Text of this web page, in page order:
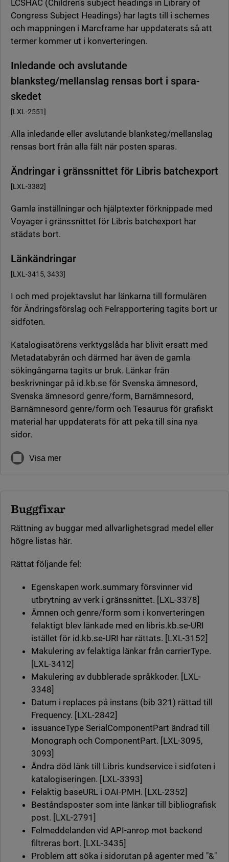
LCSHAC (Children's subject headings in Library of
Congress Subject Headings) har lagts till i schemes
och mappningen i Marcframe har uppdaterats så att
termer kommer ut i konverteringen.
Inledande och avslutande
blanksteg/mellanslag rensas bort i spara-
skedet
[LXL-2551]
Alla inledande eller avslutande blanksteg/mellanslag
rensas bort från alla fält när posten sparas.
Ändringar i gränssnittet för Libris batchexport
[LXL-3382]
Gamla inställningar och hjälptexter förknippade med
Voyager i gränssnittet för Libris batchexport har
städats bort.
Länkändringar
[LXL-3415, 3433]
I och med projektavslut har länkarna till formulären
för Ändringsförslag och Felrapportering tagits bort ur
sidfoten.
Katalogisatörens verktygslåda har blivit ersatt med
Metadatabyrån och därmed har även de gamla
sökingångarna tagits ur bruk. Länkar från
beskrivningar på id.kb.se för Svenska ämnesord,
Svenska ämnesord genre/form, Barnämnesord,
Barnämnesord genre/form och Tesaurus för grafiskt
material har uppdaterats för att peka till sina nya
sidor.
Visa mer
Buggfixar
Rättning av buggar med allvarlighetsgrad medel eller
högre listas här.
Rättat följande fel:
Egenskapen work.summary försvinner vid
utbrytning av verk i gränssnittet. [LXL-3378]
Ämnen och genre/form som i konverteringen
felaktigt blev länkade med en libris.kb.se-URI
istället för id.kb.se-URI har rättats. [LXL-3152]
Makulering av felaktiga länkar från carrierType.
[LXL-3412]
Makulering av dubblerade språkkoder. [LXL-
3348]
Datum i replaces på instans (bib 321) rättad till
Frequency. [LXL-2842]
issuanceType SerialComponentPart ändrad till
Monograph och ComponentPart. [LXL-3095,
3093]
Ändra död länk till Libris kundservice i sidfoten i
katalogiseringen. [LXL-3393]
Felaktig baseURL i OAI-PMH. [LXL-2352]
Beståndsposter som inte länkar till bibliografisk
post. [LXL-2791]
Felmeddelanden vid API-anrop mot backend
filtreras bort. [LXL-3435]
Problem att söka i sidorutan på agenter med "&"